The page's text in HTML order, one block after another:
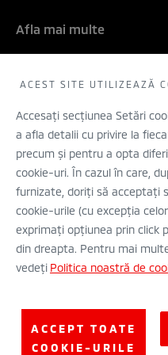
Inovatie
Electric
Concept cars
Stiri
Afla mai multe
Solicita un TEST DRIVE
Retea dealeri
Descarca o brosura
Configurator
Legal si Protectia Datelor cu
Termeni si conditii
A.N.P.C.
Eticheta Europeana a
Solutionarea alternativa a
Solutionarea online a litigiilor
ACEST SITE UTILIZEAZĂ
Accesați secțiunea Setări
a afla detalii cu privire la
precum și pentru a opta
cookie-uri. În cazul în care,
furnizate, doriți să acceptați
cookie-urile (cu excepția
exprimați opțiunea prin click
din dreapta. Pentru mai
vedeți Politica noastră de
ACCEPT TOATE
COOKIE-URILE